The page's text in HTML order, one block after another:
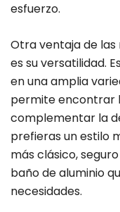
esfuerzo.
Otra ventaja de
es su versatilidad.
en una amplia
permite encontrar
complementar la
prefieras un estilo
más clásico,
baño de aluminio
necesidades.